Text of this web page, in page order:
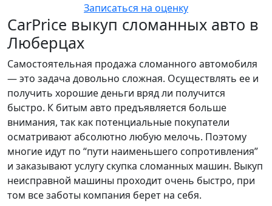
Записаться на оценку
CarPrice выкуп сломанных авто в
Люберцах
Самостоятельная продажа сломанного автомобиля
— это задача довольно сложная. Осуществлять ее и
получить хорошие деньги вряд ли получится
быстро. К битым авто предъявляется больше
внимания, так как потенциальные покупатели
осматривают абсолютно любую мелочь. Поэтому
многие идут по “пути наименьшего сопротивления”
и заказывают услугу скупка сломанных машин. Выкуп
неисправной машины проходит очень быстро, при
том все заботы компания берет на себя.